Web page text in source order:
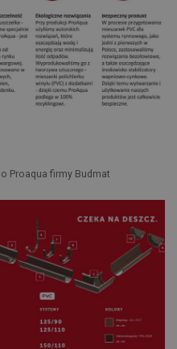
Proaqua firmy Budmat